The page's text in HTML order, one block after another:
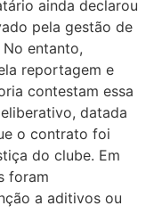
ainda declarou
pela gestão de
entanto,
reportagem e
contestam essa
datada
o contrato foi
do clube. Em
foram
a aditivos ou